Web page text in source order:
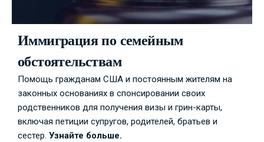
Иммиграция по семейным
обстоятельствам
Помощь гражданам США и постоянным жителям на
законных основаниях в спонсировании своих
родственников для получения визы и грин-карты,
включая петиции супругов, родителей, братьев и
сестер. Узнайте больше.